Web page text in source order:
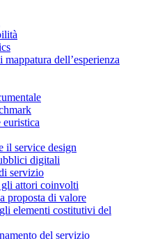
dell’esperienza
il service design
digitali
servizio
attori coinvolti
proposta di valore
elementi costitutivi del
del servizio